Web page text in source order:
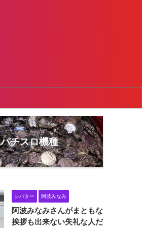
パチスロ機種
シバター 阿波みなみ
阿波みなみさんがまともな
挨拶も出来ない失礼な人だ